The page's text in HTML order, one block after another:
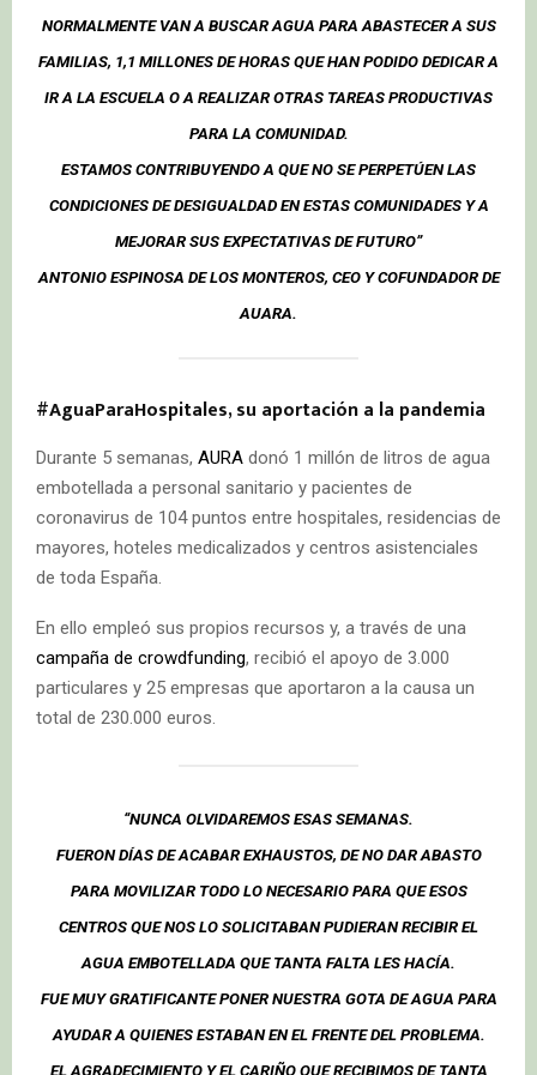
NORMALMENTE VAN A BUSCAR AGUA PARA ABASTECER A SUS
FAMILIAS, 1,1 MILLONES DE HORAS QUE HAN PODIDO DEDICAR A
IR A LA ESCUELA O A REALIZAR OTRAS TAREAS PRODUCTIVAS
PARA LA COMUNIDAD.
ESTAMOS CONTRIBUYENDO A QUE NO SE PERPETÚEN LAS
CONDICIONES DE DESIGUALDAD EN ESTAS COMUNIDADES Y A
MEJORAR SUS EXPECTATIVAS DE FUTURO”
ANTONIO ESPINOSA DE LOS MONTEROS, CEO Y COFUNDADOR DE
AUARA.
#AguaParaHospitales, su aportación a la pandemia
Durante 5 semanas, AURA donó 1 millón de litros de agua
embotellada a personal sanitario y pacientes de
coronavirus de 104 puntos entre hospitales, residencias de
mayores, hoteles medicalizados y centros asistenciales
de toda España.
En ello empleó sus propios recursos y, a través de una
campaña de crowdfunding, recibió el apoyo de 3.000
particulares y 25 empresas que aportaron a la causa un
total de 230.000 euros.
“NUNCA OLVIDAREMOS ESAS SEMANAS.
FUERON DÍAS DE ACABAR EXHAUSTOS, DE NO DAR ABASTO
PARA MOVILIZAR TODO LO NECESARIO PARA QUE ESOS
CENTROS QUE NOS LO SOLICITABAN PUDIERAN RECIBIR EL
AGUA EMBOTELLADA QUE TANTA FALTA LES HACÍA.
FUE MUY GRATIFICANTE PONER NUESTRA GOTA DE AGUA PARA
AYUDAR A QUIENES ESTABAN EN EL FRENTE DEL PROBLEMA.
EL AGRADECIMIENTO Y EL CARIÑO QUE RECIBIMOS DE TANTA